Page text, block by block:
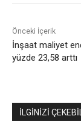
Önceki İçerik
İnşaat maliyet
yüzde 23,58 arttı
İLGİNİZİ